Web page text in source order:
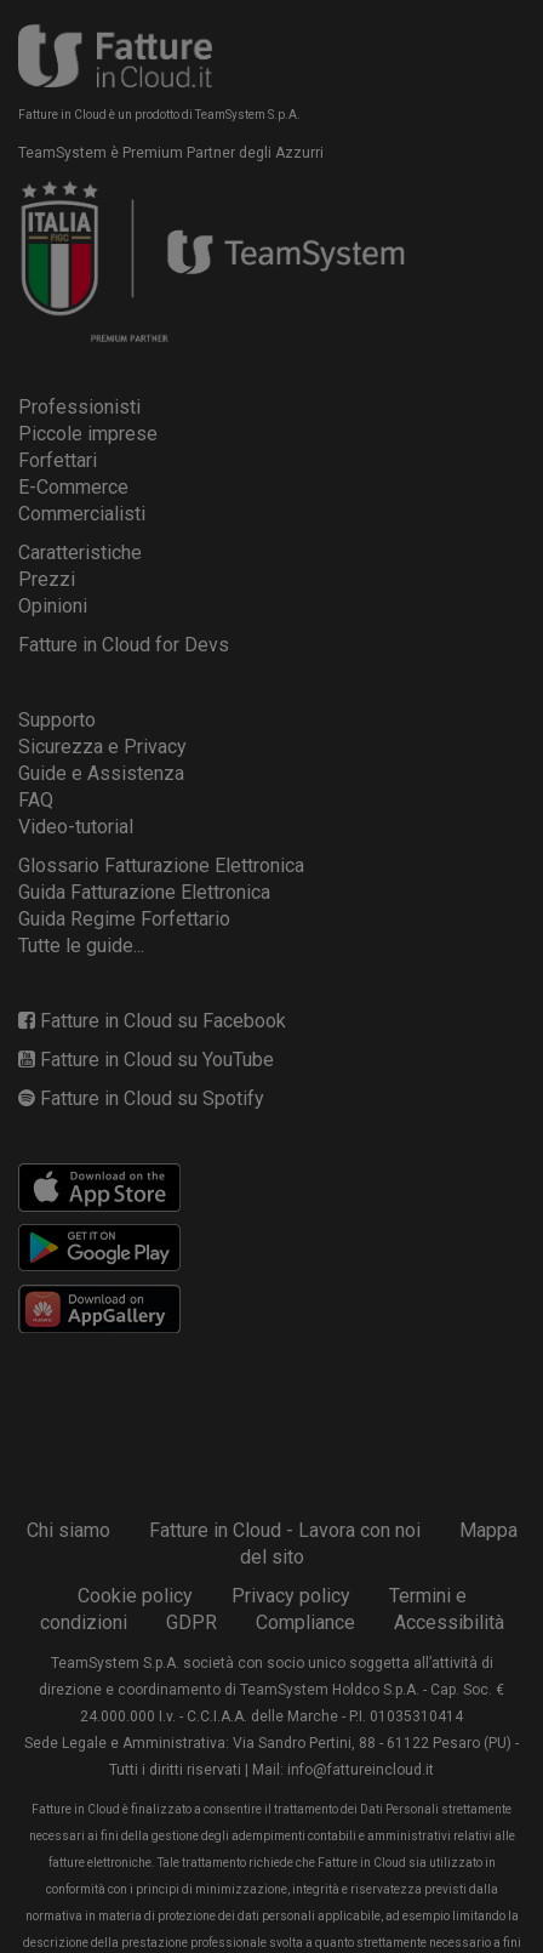
Fatture in Cloud è un prodotto di TeamSystem S.p.A.
TeamSystem è Premium Partner degli Azzurri
Professionisti
Piccole imprese
Forfettari
E-Commerce
Commercialisti
Caratteristiche
Prezzi
Opinioni
Fatture in Cloud for Devs
Supporto
Sicurezza e Privacy
Guide e Assistenza
FAQ
Video-tutorial
Glossario Fatturazione Elettronica
Guida Fatturazione Elettronica
Guida Regime Forfettario
Tutte le guide...
Fatture in Cloud su Facebook
Fatture in Cloud su YouTube
Fatture in Cloud su Spotify
Chi siamo Fatture in Cloud - Lavora con noi
Mappa
del sito
Cookie policy
Privacy policy
Termini e
condizioni
GDPR Compliance Accessibilità
TeamSystem S.p.A. società con socio unico soggetta all’attività di
direzione e coordinamento di TeamSystem Holdco S.p.A. - Cap. Soc. €
24.000.000 I.v. - C.C.I.A.A. delle Marche - P.I. 01035310414
Sede Legale e Amministrativa: Via Sandro Pertini, 88 - 61122 Pesaro (PU) -
Tutti i diritti riservati | Mail: info@fattureincloud.it
Fatture in Cloud è finalizzato a consentire il trattamento dei Dati Personali strettamente
necessari ai fini della gestione degli adempimenti contabili e amministrativi relativi alle
fatture elettroniche. Tale trattamento richiede che Fatture in Cloud sia utilizzato in
conformità con i principi di minimizzazione, integrità e riservatezza previsti dalla
normativa in materia di protezione dei dati personali applicabile, ad esempio limitando la
descrizione della prestazione professionale svolta a quanto strettamente necessario a fini